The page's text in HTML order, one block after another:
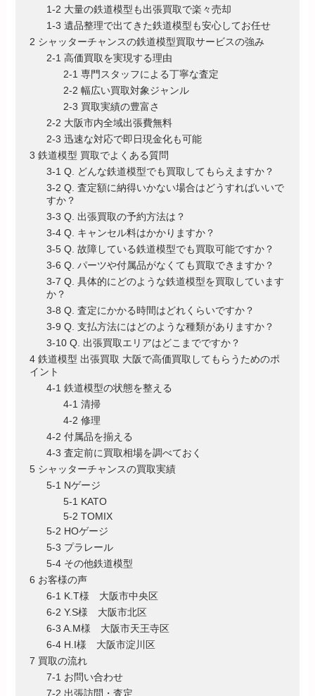
1-2 大量の鉄道模型も出張買取で楽々売却
1-3 遺品整理で出てきた鉄道模型も安心してお任せ
2 シャッターチャンスの鉄道模型買取サービスの強み
2-1 高価買取を実現する理由
2-1 専門スタッフによる丁寧な査定
2-2 幅広い買取対象ジャンル
2-3 買取実績の豊富さ
2-2 大阪市内全域出張費無料
2-3 迅速な対応で即日現金化も可能
3 鉄道模型 買取でよくある質問
3-1 Q. どんな鉄道模型でも買取してもらえますか？
3-2 Q. 査定額に納得いかない場合はどうすればいいで
すか？
3-3 Q. 出張買取の予約方法は？
3-4 Q. キャンセル料はかかりますか？
3-5 Q. 故障している鉄道模型でも買取可能ですか？
3-6 Q. パーツや付属品がなくても買取できますか？
3-7 Q. 具体的にどのような鉄道模型を買取しています
か？
3-8 Q. 査定にかかる時間はどれくらいですか？
3-9 Q. 支払方法にはどのような種類がありますか？
3-10 Q. 出張買取エリアはどこまでですか？
4 鉄道模型 出張買取 大阪で高価買取してもらうためのポ
イント
4-1 鉄道模型の状態を整える
4-1 清掃
4-2 修理
4-2 付属品を揃える
4-3 査定前に買取相場を調べておく
5 シャッターチャンスの買取実績
5-1 Nゲージ
5-1 KATO
5-2 TOMIX
5-2 HOゲージ
5-3 プラレール
5-4 その他鉄道模型
6 お客様の声
6-1 K.T様 大阪市中央区
6-2 Y.S様 大阪市北区
6-3 A.M様 大阪市天王寺区
6-4 H.I様 大阪市淀川区
7 買取の流れ
7-1 お問い合わせ
7-2 出張訪問・査定